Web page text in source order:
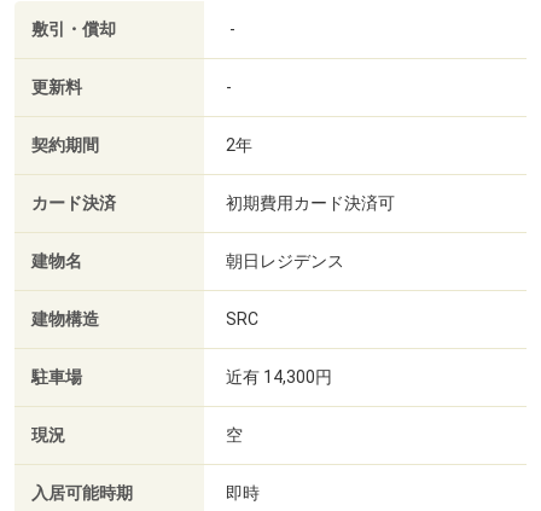
敷引・償却 -
更新料 -
契約期間 2年
カード決済 初期費用カード決済可
建物名 朝日レジデンス
建物構造 SRC
駐車場 近有 14,300円
現況 空
入居可能時期 即時